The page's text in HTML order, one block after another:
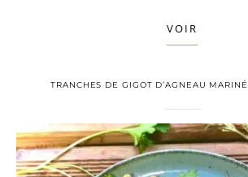
VOIR
TRANCHES DE GIGOT D’AGNEAU